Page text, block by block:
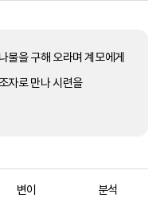
물을 구해 오라며 계모에게
자로 만나 시련을
변이 분석